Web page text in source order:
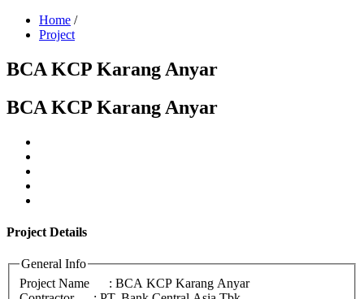
Home /
Project
BCA KCP Karang Anyar
BCA KCP Karang Anyar
Project Details
General Info
Project Name
: BCA KCP Karang Anyar